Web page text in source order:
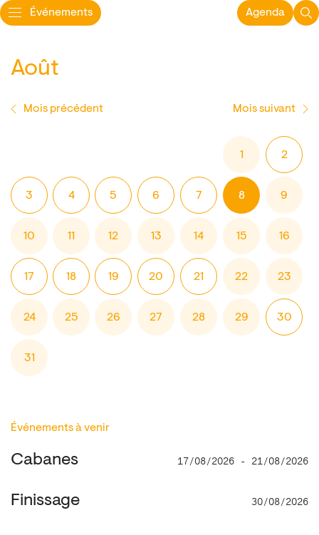
Événements Agenda
Août
Mois précédent Mois suivant
1 2
3 4 5 6 7 8 9
10 11 12 13 14 15 16
17 18 19 20 21 22 23
24 25 26 27 28 29 30
31
Événements à venir
Cabanes 17/08/2026 - 21/08/2026
Finissage 30/08/2026